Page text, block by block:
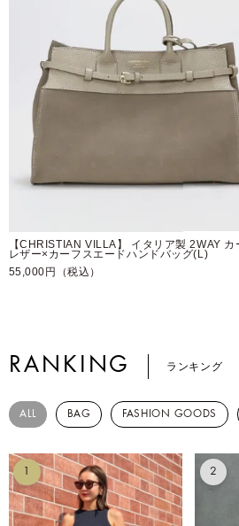
【CHRISTIAN VILLA】 イタリア製 2WAY カ
レザー×カーフスエードハンドバッグ(L)
55,000円（税込）
RANKING ランキング
ALL BAG FASHION GOODS
1 2